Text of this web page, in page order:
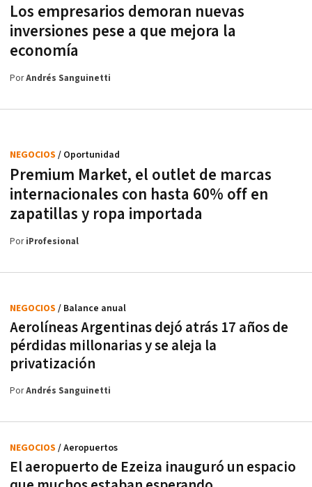
Los empresarios demoran nuevas
inversiones pese a que mejora la
economía
PorAndrés Sanguinetti
Premium Market, el outlet de marcas
internacionales con hasta 60% off en
zapatillas y ropa importada
NEGOCIOS / Oportunidad
PoriProfesional
Aerolíneas Argentinas dejó atrás 17 años de
pérdidas millonarias y se aleja la
privatización
NEGOCIOS / Balance anual
PorAndrés Sanguinetti
El aeropuerto de Ezeiza inauguró un espacio
NEGOCIOS / Aeropuertos